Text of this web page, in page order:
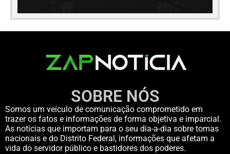
SOBRE NÓS
Somos um veículo de comunicação comprometido em
trazer os fatos e informações de forma objetiva e imparcial.
As notícias que importam para o seu dia-a-dia sobre tomas
nacionais e do Distrito Federal, informações que afetam a
vida do servidor público e bastidores dos poderes.